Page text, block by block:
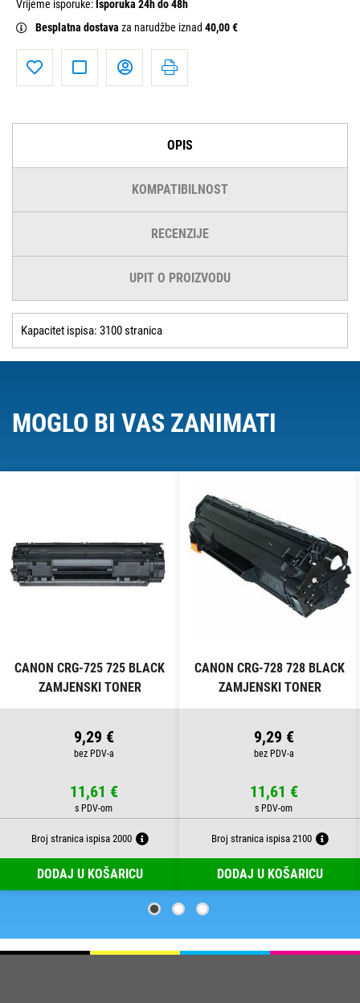
Vrijeme isporuke:Isporuka 24h do 48h
Besplatna dostava za narudžbe iznad 40,00 €
OPIS
KOMPATIBILNOST
RECENZIJE
UPIT O PROIZVODU
Kapacitet ispisa: 3100 stranica
MOGLO BI VAS ZANIMATI
CANON CRG-725 725 BLACK
ZAMJENSKI TONER
9,29 €
11,61 €
Broj stranica ispisa 2000
DODAJ U KOŠARICU
CANON CRG-728 728 BLACK
ZAMJENSKI TONER
9,29 €
11,61 €
Broj stranica ispisa 2100
DODAJ U KOŠARICU